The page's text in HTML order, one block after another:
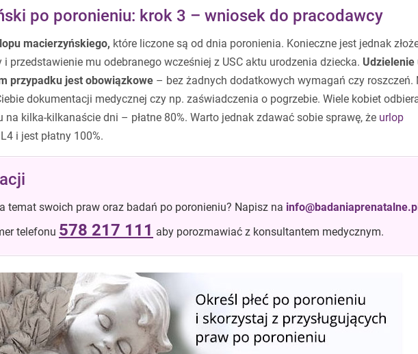
po poronieniu: krok 3 – wniosek do pracodawcy
macierzyńskiego, które liczone są od dnia poronienia. Konieczne jest jednak
przedstawienie mu odebranego wcześniej z USC aktu urodzenia dziecka. Udzielenie
przypadku jest obowiązkowe – bez żadnych dodatkowych wymagań czy roszczeń.
dokumentacji medycznej czy np. zaświadczenia o pogrzebie. Wiele kobiet
na kilka-kilkanaście dni – płatne 80%. Warto jednak zdawać sobie sprawę, że urlop
i jest płatny 100%.
temat swoich praw oraz badań po poronieniu? Napisz na
telefonu 578 217 111 aby porozmawiać z konsultantem medycznym.